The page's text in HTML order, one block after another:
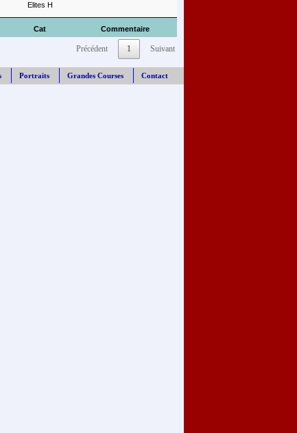
Cat Commentaire
Elites H
Précédent 1 Suivant
Portraits Grandes Courses Contact